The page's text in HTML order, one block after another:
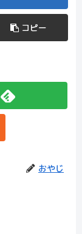
コピー
おやじ